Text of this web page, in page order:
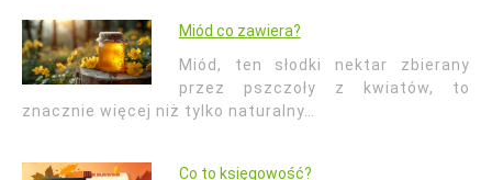
Miód co zawiera?
Miód, ten słodki nektar zbierany
przez pszczoły z kwiatów, to
znacznie więcej niż tylko naturalny…
Co to księgowość?